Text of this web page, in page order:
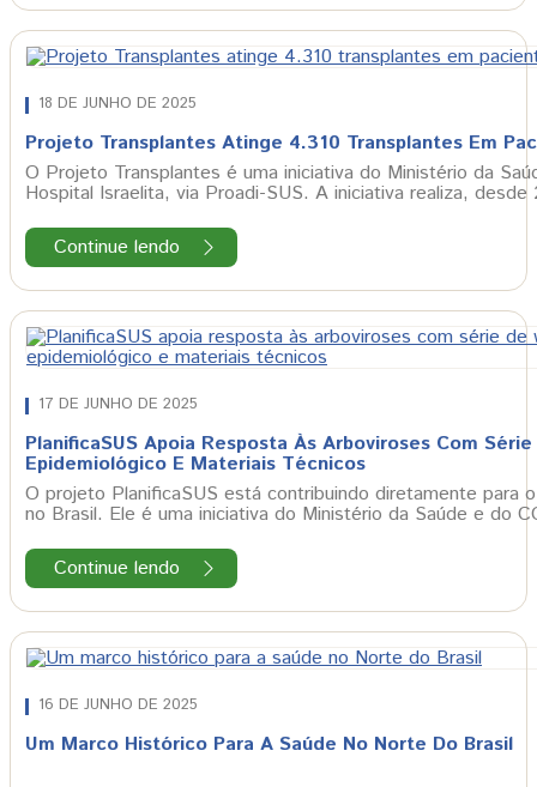
18 DE JUNHO DE 2025
Projeto Transplantes Atinge 4.310 Transplantes Em
O Projeto Transplantes é uma iniciativa do Ministério da
Hospital Israelita, via Proadi-SUS. A iniciativa realiza,
Continue lendo
17 DE JUNHO DE 2025
PlanificaSUS Apoia Resposta Às Arboviroses Com
Epidemiológico E Materiais Técnicos
O projeto PlanificaSUS está contribuindo diretamente para
no Brasil. Ele é uma iniciativa do Ministério da Saúde e do
Continue lendo
16 DE JUNHO DE 2025
Um Marco Histórico Para A Saúde No Norte Do Brasil